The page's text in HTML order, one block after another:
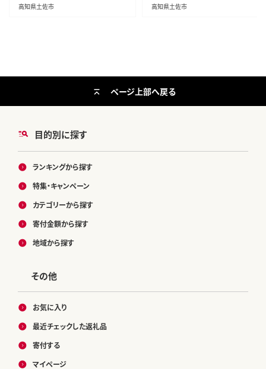
み 海鮮 わら焼き 冷凍 小分け 高知
高知県土佐市
C003]
高知県土佐市
目的別に探す
ランキングから探す
特集・キャンペーン
カテゴリーから探す
寄付金額から探す
地域から探す
その他
お気に入り
最近チェックした返礼品
寄付する
マイページ
ページ上部へ戻る